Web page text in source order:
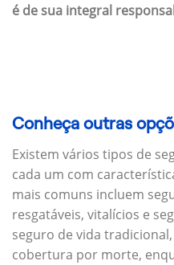
é de sua integral
Conheça outras
Existem vários tipos de
cada um com
mais comuns incluem
resgatáveis, vitalícios e
seguro de vida
cobertura por morte,